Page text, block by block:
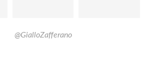
@GialloZafferano